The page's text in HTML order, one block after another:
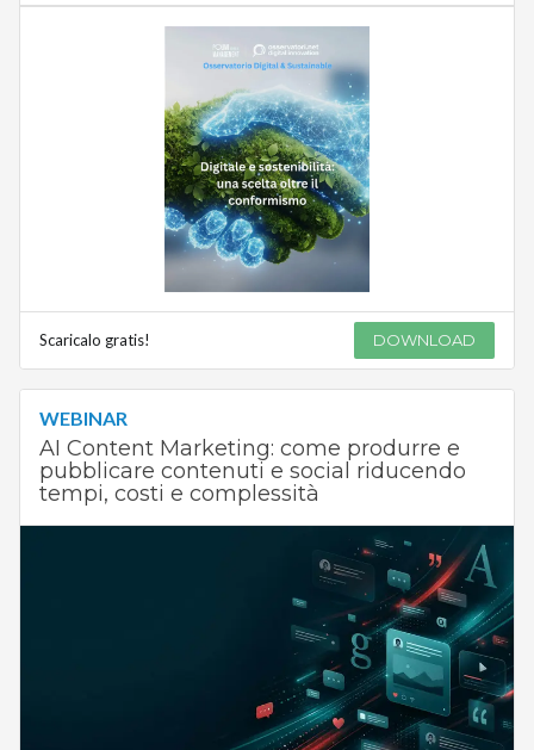
Scaricalo gratis! DOWNLOAD
WEBINAR
AI Content Marketing: come produrre e
pubblicare contenuti e social riducendo
tempi, costi e complessità